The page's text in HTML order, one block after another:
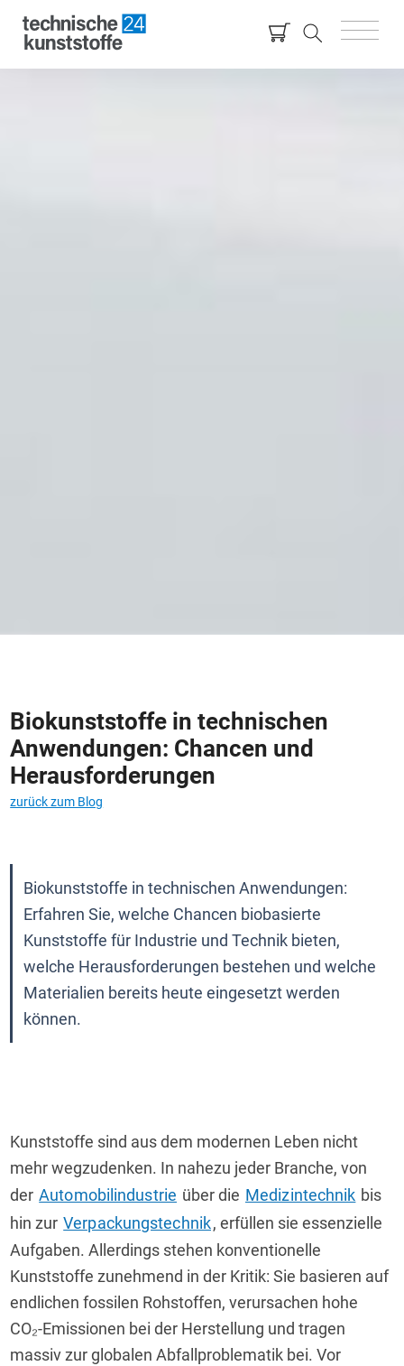
Biokunststoffe in technischen
Anwendungen: Chancen und
Herausforderungen
zurück zum Blog
Biokunststoffe in technischen Anwendungen:
Erfahren Sie, welche Chancen biobasierte
Kunststoffe für Industrie und Technik bieten,
welche Herausforderungen bestehen und welche
Materialien bereits heute eingesetzt werden
können.
Kunststoffe sind aus dem modernen Leben nicht
mehr wegzudenken. In nahezu jeder Branche, von
der Automobilindustrie über die Medizintechnik bis
hin zur Verpackungstechnik, erfüllen sie essenzielle
Aufgaben. Allerdings stehen konventionelle
Kunststoffe zunehmend in der Kritik: Sie basieren auf
endlichen fossilen Rohstoffen, verursachen hohe
CO₂-Emissionen bei der Herstellung und tragen
massiv zur globalen Abfallproblematik bei. Vor